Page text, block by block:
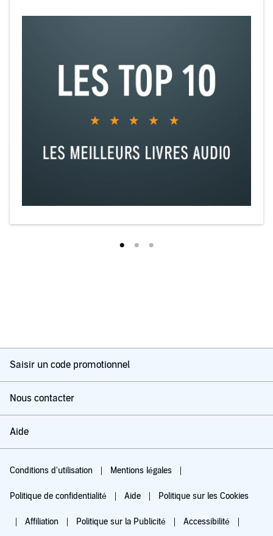
Saisir un code promotionnel
Nous contacter
Aide
Conditions d'utilisation Mentions légales
Politique de confidentialité Aide Politique sur les Cookies
Affiliation Politique sur la Publicité Accessibilité